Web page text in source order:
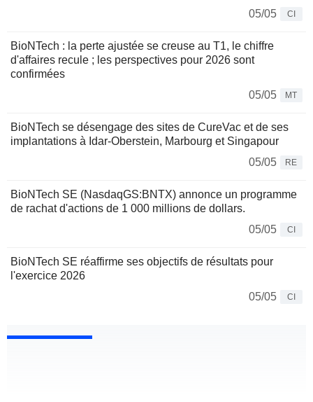
05/05
CI
BioNTech : la perte ajustée se creuse au T1, le chiffre
d'affaires recule ; les perspectives pour 2026 sont
confirmées
05/05
MT
BioNTech se désengage des sites de CureVac et de ses
implantations à Idar-Oberstein, Marbourg et Singapour
05/05
RE
BioNTech SE (NasdaqGS:BNTX) annonce un programme
de rachat d'actions de 1 000 millions de dollars.
05/05
CI
BioNTech SE réaffirme ses objectifs de résultats pour
l'exercice 2026
05/05
CI